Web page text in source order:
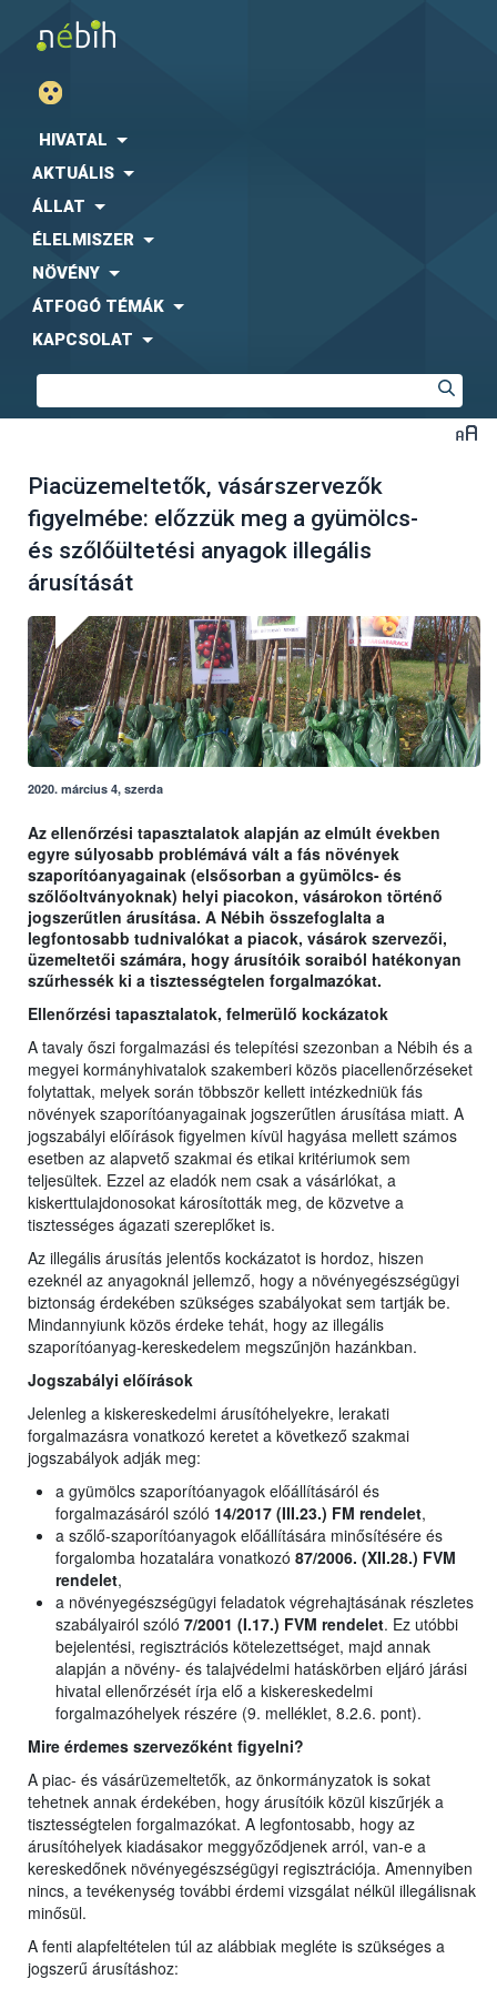
HIVATAL
AKTUÁLIS
ÁLLAT
ÉLELMISZER
NÖVÉNY
ÁTFOGÓ TÉMÁK
KAPCSOLAT
Piacüzemeltetők, vásárszervezők
figyelmébe: előzzük meg a gyümölcs-
és szőlőültetési anyagok illegális
árusítását
2020. március 4, szerda
Az ellenőrzési tapasztalatok alapján az elmúlt években
egyre súlyosabb problémává vált a fás növények
szaporítóanyagainak (elsősorban a gyümölcs- és
szőlőoltványoknak) helyi piacokon, vásárokon történő
jogszerűtlen árusítása. A Nébih összefoglalta a
legfontosabb tudnivalókat a piacok, vásárok szervezői,
üzemeltetői számára, hogy árusítóik soraiból hatékonyan
szűrhessék ki a tisztességtelen forgalmazókat.
Ellenőrzési tapasztalatok, felmerülő kockázatok
A tavaly őszi forgalmazási és telepítési szezonban a Nébih és a
megyei kormányhivatalok szakemberi közös piacellenőrzéseket
folytattak, melyek során többször kellett intézkedniük fás
növények szaporítóanyagainak jogszerűtlen árusítása miatt. A
jogszabályi előírások figyelmen kívül hagyása mellett számos
esetben az alapvető szakmai és etikai kritériumok sem
teljesültek. Ezzel az eladók nem csak a vásárlókat, a
kiskerttulajdonosokat károsították meg, de közvetve a
tisztességes ágazati szereplőket is.
Az illegális árusítás jelentős kockázatot is hordoz, hiszen
ezeknél az anyagoknál jellemző, hogy a növényegészségügyi
biztonság érdekében szükséges szabályokat sem tartják be.
Mindannyiunk közös érdeke tehát, hogy az illegális
szaporítóanyag-kereskedelem megszűnjön hazánkban.
Jogszabályi előírások
Jelenleg a kiskereskedelmi árusítóhelyekre, lerakati
forgalmazásra vonatkozó keretet a következő szakmai
jogszabályok adják meg:
a gyümölcs szaporítóanyagok előállításáról és
forgalmazásáról szóló 14/2017 (III.23.) FM rendelet,
a szőlő-szaporítóanyagok előállítására minősítésére és
forgalomba hozatalára vonatkozó 87/2006. (XII.28.) FVM
rendelet,
a növényegészségügyi feladatok végrehajtásának részletes
szabályairól szóló 7/2001 (I.17.) FVM rendelet. Ez utóbbi
bejelentési, regisztrációs kötelezettséget, majd annak
alapján a növény- és talajvédelmi hatáskörben eljáró járási
hivatal ellenőrzését írja elő a kiskereskedelmi
forgalmazóhelyek részére (9. melléklet, 8.2.6. pont).
Mire érdemes szervezőként figyelni?
A piac- és vásárüzemeltetők, az önkormányzatok is sokat
tehetnek annak érdekében, hogy árusítóik közül kiszűrjék a
tisztességtelen forgalmazókat. A legfontosabb, hogy az
árusítóhelyek kiadásakor meggyőződjenek arról, van-e a
kereskedőnek növényegészségügyi regisztrációja. Amennyiben
nincs, a tevékenység további érdemi vizsgálat nélkül illegálisnak
minősül.
A fenti alapfeltételen túl az alábbiak megléte is szükséges a
jogszerű árusításhoz: